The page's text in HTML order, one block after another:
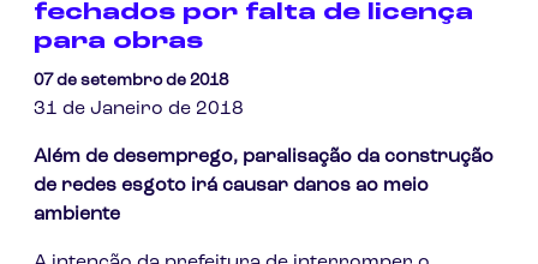
fechados por falta de licença
para obras
07 de setembro de 2018
31 de Janeiro de 2018
Além de desemprego, paralisação da construção
de redes esgoto irá causar danos ao meio
ambiente